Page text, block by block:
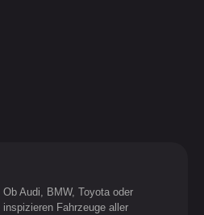
Audi, BMW, Toyota oder
Fahrzeuge aller